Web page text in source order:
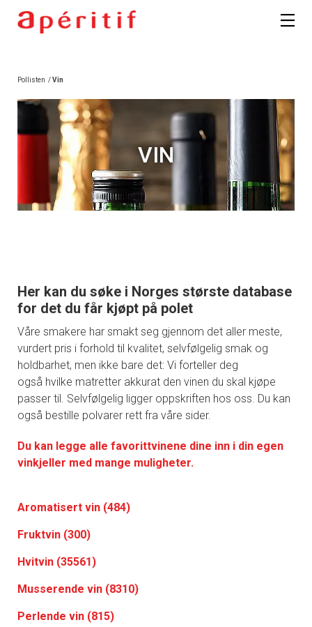
Pollisten /Vin
VIN
Her kan du søke i Norges største database
for det du får kjøpt på polet
Våre smakere har smakt seg gjennom det aller meste,
vurdert pris i forhold til kvalitet, selvfølgelig smak og
holdbarhet, men ikke bare det: Vi forteller deg
også hvilke matretter akkurat den vinen du skal kjøpe
passer til. Selvfølgelig ligger oppskriften hos oss. Du kan
også bestille polvarer rett fra våre sider.
Du kan legge alle favorittvinene dine inn i din egen
vinkjeller med mange muligheter.
Aromatisert vin (484)
Fruktvin (300)
Hvitvin (35561)
Musserende vin (8310)
Perlende vin (815)